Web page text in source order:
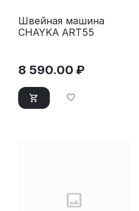
Швейная машина
CHAYKA ART55
8 590.00 ₽